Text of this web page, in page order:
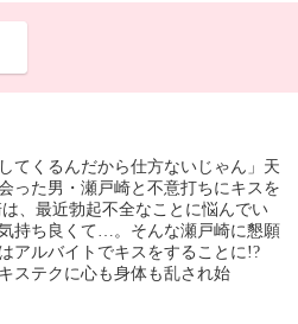
てくるんだから仕方ないじゃん」天
った男・瀬戸崎と不意打ちにキスを
、最近勃起不全なことに悩んでい
持ち良くて…。そんな瀬戸崎に懇願
アルバイトでキスをすることに!?
ステクに心も身体も乱され始